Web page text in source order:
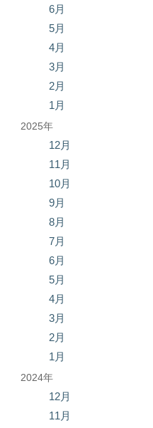
6月
5月
4月
3月
2月
1月
2025年
12月
11月
10月
9月
8月
7月
6月
5月
4月
3月
2月
1月
2024年
12月
11月